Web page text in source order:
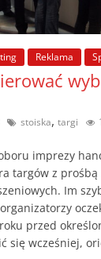
Reklama
stoiska,targi
imprezy
targów z prośbą
Im
przed
się wcześniej,